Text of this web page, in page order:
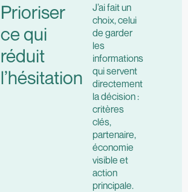
Prioriser
ce qui
réduit
l’hésitation
J’ai fait un
choix, celui
de garder
les
informations
qui servent
directement
la décision :
critères
clés,
partenaire,
économie
visible et
action
principale.